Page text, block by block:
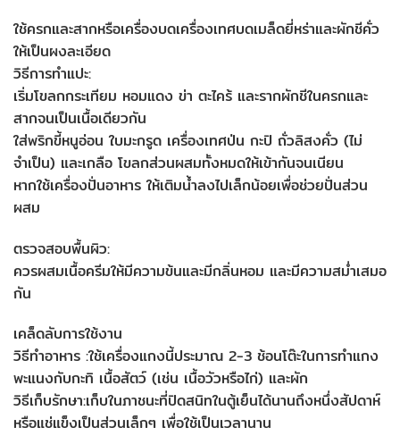
ใช้ครกและสากหรือเครื่องบดเครื่องเทศบดเมล็ดยี่หร่าและผักชีคั่ว
ให้เป็นผงละเอียด
วิธีการทำแปะ:
เริ่มโขลกกระเทียม หอมแดง ข่า ตะไคร้ และรากผักชีในครกและ
สากจนเป็นเนื้อเดียวกัน
ใส่พริกขี้หนูอ่อน ใบมะกรูด เครื่องเทศป่น กะปิ ถั่วลิสงคั่ว (ไม่
จำเป็น) และเกลือ โขลกส่วนผสมทั้งหมดให้เข้ากันจนเนียน
หากใช้เครื่องปั่นอาหาร ให้เติมน้ำลงไปเล็กน้อยเพื่อช่วยปั่นส่วน
ผสม
ตรวจสอบพื้นผิว:
ควรผสมเนื้อครีมให้มีความข้นและมีกลิ่นหอม และมีความสม่ำเสมอ
กัน
เคล็ดลับการใช้งาน
วิธีทำอาหาร :ใช้เครื่องแกงนี้ประมาณ 2-3 ช้อนโต๊ะในการทำแกง
พะแนงกับกะทิ เนื้อสัตว์ (เช่น เนื้อวัวหรือไก่) และผัก
วิธีเก็บรักษา:เก็บในภาชนะที่ปิดสนิทในตู้เย็นได้นานถึงหนึ่งสัปดาห์
หรือแช่แข็งเป็นส่วนเล็กๆ เพื่อใช้เป็นเวลานาน